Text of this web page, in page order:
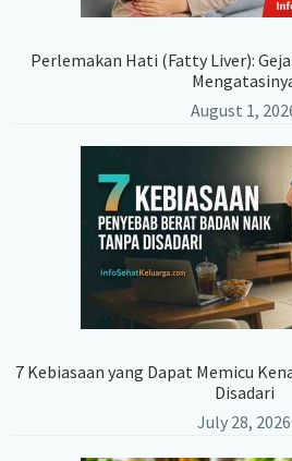
Perlemakan Hati (Fatty Liver):
August 1,
7 Kebiasaan yang Dapat Memicu
Disadari
July 28, 2026